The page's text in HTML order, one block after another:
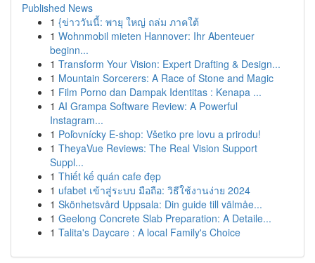
Published News
1 {ข่าววันนี้: พายุ ใหญ่ ถล่ม ภาคใต้
1 Wohnmobil mieten Hannover: Ihr Abenteuer
beginn...
1 Transform Your Vision: Expert Drafting & Design...
1 Mountain Sorcerers: A Race of Stone and Magic
1 Film Porno dan Dampak Identitas : Kenapa ...
1 AI Grampa Software Review: A Powerful
Instagram...
1 Poľovnícky E-shop: Všetko pre lovu a prirodu!
1 TheyaVue Reviews: The Real Vision Support
Suppl...
1 Thiết kế quán cafe đẹp
1 ufabet เข้าสู่ระบบ มือถือ: วิธีใช้งานง่าย 2024
1 Skönhetsvård Uppsala: Din guide till välmåe...
1 Geelong Concrete Slab Preparation: A Detaile...
1 Talita's Daycare : A local Family's Choice